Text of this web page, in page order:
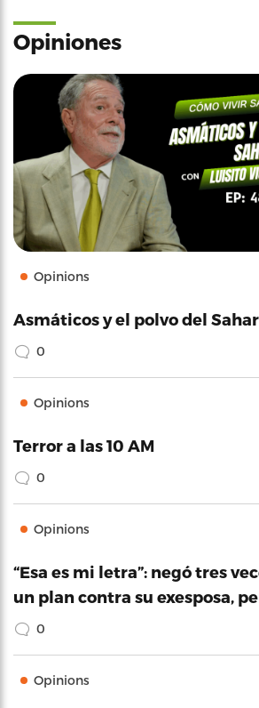
Opiniones
Opinions
Asmáticos y el polvo del
0
Opinions
Terror a las 10 AM
0
Opinions
“Esa es mi letra”: negó tres
un plan contra su exesposa,
0
Opinions